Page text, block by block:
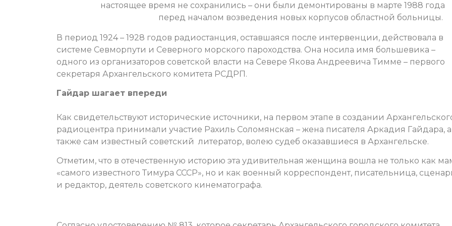
настоящее время не сохранились – они были демонтированы в марте 1988 года
перед началом возведения новых корпусов областной больницы.
В период 1924 – 1928 годов радиостанция, оставшаяся после интервенции, действовала в
системе Севморпути и Северного морского пароходства. Она носила имя большевика –
одного из организаторов советской власти на Севере Якова Андреевича Тимме – первого
секретаря Архангельского комитета РСДРП.
Гайдар шагает впереди
Как свидетельствуют исторические источники, на первом этапе в создании
радиоцентра принимали участие Рахиль Соломянская – жена писателя Аркадия Гайдара, а
также сам известный советский литератор, волею судеб оказавшиеся в Архангельске.
Отметим, что в отечественную историю эта удивительная женщина вошла не только как
«самого известного Тимура СССР», но и как военный корреспондент, писательница,
и редактор, деятель советского кинематографа.